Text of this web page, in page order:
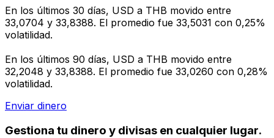
En los últimos 30 días, USD a THB movido entre
33,0704 y 33,8388. El promedio fue 33,5031 con 0,25%
volatilidad.
En los últimos 90 días, USD a THB movido entre
32,2048 y 33,8388. El promedio fue 33,0260 con 0,28%
volatilidad.
Enviar dinero
Gestiona tu dinero y divisas en cualquier lugar.